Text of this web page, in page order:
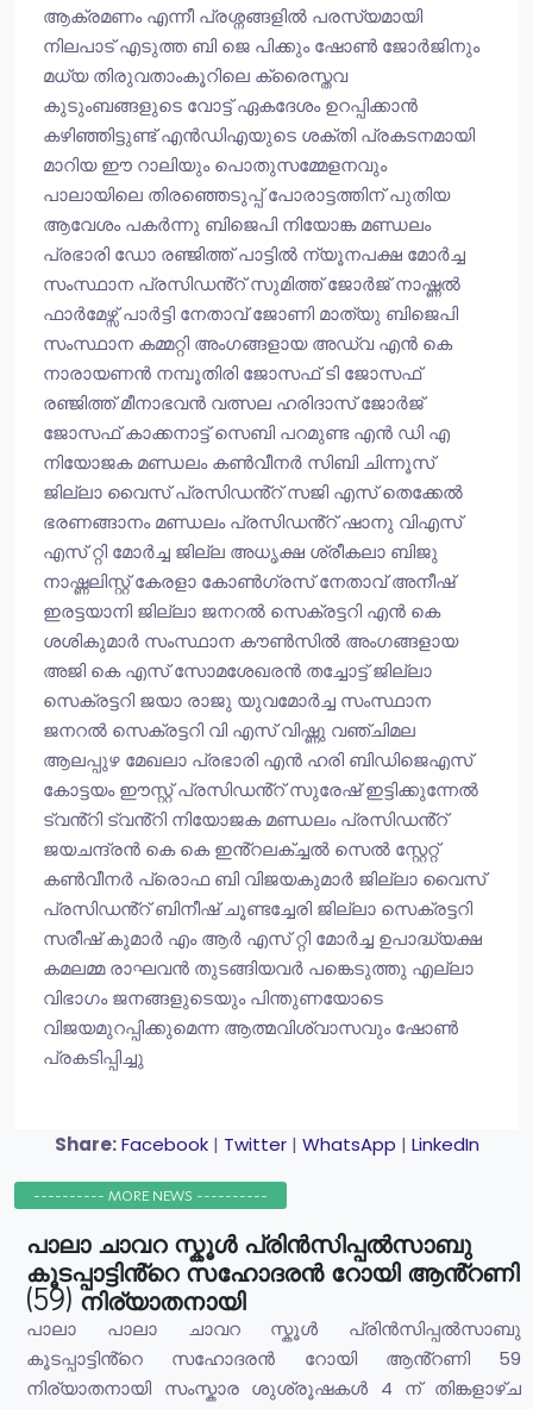
ആക്രമണം എന്നീ പ്രശ്നങ്ങളിൽ പരസ്യമായി
നിലപാട് എടുത്ത ബി ജെ പിക്കും ഷോൺ ജോർജിനും
മധ്യ തിരുവതാംകൂറിലെ ക്രൈസ്തവ
കുടുംബങ്ങളുടെ വോട്ട് ഏകദേശം ഉറപ്പിക്കാൻ
കഴിഞ്ഞിട്ടുണ്ട് എൻഡിഎയുടെ ശക്തി പ്രകടനമായി
മാറിയ ഈ റാലിയും പൊതുസമ്മേളനവും
പാലായിലെ തിരഞ്ഞെടുപ്പ് പോരാട്ടത്തിന് പുതിയ
ആവേശം പകർന്നു ബിജെപി നിയോങ്ക മണ്ഡലം
പ്രഭാരി ഡോ രഞ്ജിത്ത് പാട്ടിൽ ന്യൂനപക്ഷ മോർച്ച
സംസ്ഥാന പ്രസിഡൻ്റ് സുമിത്ത് ജോർജ് നാഷ്ണൽ
ഫാർമേഴ്സ് പാർട്ടി നേതാവ് ജോണി മാത്യു ബിജെപി
സംസ്ഥാന കമ്മറ്റി അംഗങ്ങളായ അഡ്വ എൻ കെ
നാരായണൻ നമ്പൂതിരി ജോസഫ് ടി ജോസഫ്
രഞ്ജിത്ത് മീനാഭവൻ വത്സല ഹരിദാസ് ജോർജ്
ജോസഫ് കാക്കനാട്ട് സെബി പറമുണ്ട എൻ ഡി എ
നിയോജക മണ്ഡലം കൺവീനർ സിബി ചിന്നൂസ്
ജില്ലാ വൈസ് പ്രസിഡൻ്റ് സജി എസ് തെക്കേൽ
ഭരണങ്ങാനം മണ്ഡലം പ്രസിഡൻ്റ് ഷാനു വിഎസ്
എസ് റ്റി മോർച്ച ജില്ല അധൃക്ഷ ശ്രീകലാ ബിജു
നാഷ്ണലിസ്റ്റ് കേരളാ കോൺഗ്രസ് നേതാവ് അനീഷ്
ഇരട്ടയാനി ജില്ലാ ജനറൽ സെക്രട്ടറി എൻ കെ
ശശികുമാർ സംസ്ഥാന കൗൺസിൽ അംഗങ്ങളായ
അജി കെ എസ് സോമശേഖരൻ തച്ചോട്ട് ജില്ലാ
സെക്രട്ടറി ജയാ രാജു യുവമോർച്ച സംസ്ഥാന
ജനറൽ സെക്രട്ടറി വി എസ് വിഷ്ണു വഞ്ചിമല
ആലപ്പുഴ മേഖലാ പ്രഭാരി എൻ ഹരി ബിഡിജെഎസ്
കോട്ടയം ഈസ്റ്റ് പ്രസിഡൻ്റ് സുരേഷ് ഇട്ടിക്കുന്നേൽ
ട്വൻ്റി ട്വൻ്റി നിയോജക മണ്ഡലം പ്രസിഡൻ്റ്
ജയചന്ദ്രൻ കെ കെ ഇൻ്റലക്ച്ചൽ സെൽ സ്റ്റേറ്റ്
കൺവീനർ പ്രൊഫ ബി വിജയകുമാർ ജില്ലാ വൈസ്
പ്രസിഡൻ്റ് ബിനീഷ് ചൂണ്ടച്ചേരി ജില്ലാ സെക്രട്ടറി
സരീഷ് കുമാർ എം ആർ എസ് റ്റി മോർച്ച ഉപാദ്ധ്യക്ഷ
കമലമ്മ രാഘവൻ തുടങ്ങിയവർ പങ്കെടുത്തു എല്ലാ
വിഭാഗം ജനങ്ങളുടെയും പിന്തുണയോടെ
വിജയമുറപ്പിക്കുമെന്ന ആത്മവിശ്വാസവും ഷോൺ
പ്രകടിപ്പിച്ചു
Share: Facebook| Twitter| WhatsApp | LinkedIn
---------- MORE NEWS ----------
പാലാ ചാവറ സ്കൂൾ പ്രിൻസിപ്പൽസാബു
കൂടപ്പാട്ടിൻ്റെ സഹോദരൻ റോയി ആൻ്റണി
(59) നിര്യാതനായി
പാലാ പാലാ ചാവറ സ്കൂൾ പ്രിൻസിപ്പൽസാബു
കൂടപ്പാട്ടിൻ്റെ സഹോദരൻ റോയി ആൻ്റണി 59
നിര്യാതനായി സംസ്കാര ശുശ്രൂഷകൾ 4 ന് തിങ്കളാഴ്ച